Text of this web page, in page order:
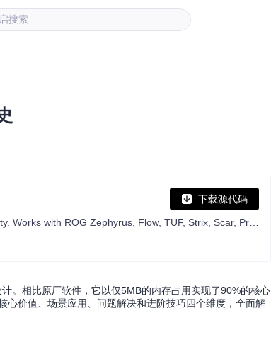
搜索
下载源代码
。相比原厂软件，它以仅5MB的内存占用实现了90%的核心
价值、场景应用、问题解决和进阶技巧四个维度，全面解